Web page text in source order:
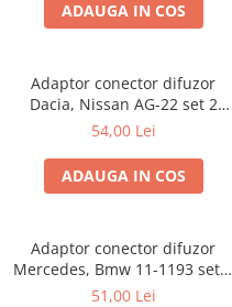
ADAUGA IN COS
Adaptor conector difuzor
Dacia, Nissan AG-22 set 2
bucati
54,00 Lei
ADAUGA IN COS
Adaptor conector difuzor
Mercedes, Bmw 11-1193 set 2
bucati
51,00 Lei